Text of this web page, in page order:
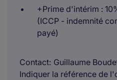
+Prime d'intérim :
(ICCP - indemnité
payé)
Contact Guillaume
Indiquer la référence de